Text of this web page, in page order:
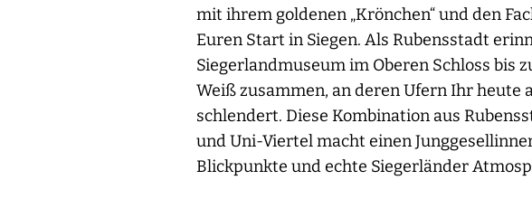
mit ihrem goldenen „Krönchen“ und den
Euren Start in Siegen. Als Rubensstadt
Siegerlandmuseum im Oberen Schloss bis
Weiß zusammen, an deren Ufern Ihr heute
schlendert. Diese Kombination aus
und Uni-Viertel macht einen
Blickpunkte und echte Siegerländer